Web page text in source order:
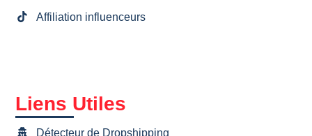
Affiliation influenceurs
Liens Utiles
Détecteur de Dropshipping